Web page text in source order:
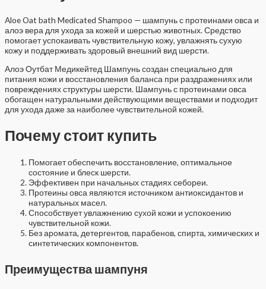
Aloe Oat bath Medicated Shampoo — шампунь с протеинами овса и
алоэ вера для ухода за кожей и шерстью животных. Средство
помогает успокаивать чувствительную кожу, увлажнять сухую
кожу и поддерживать здоровый внешний вид шерсти.
Алоэ Оутбат Медикейтед Шампунь создан специально для
питания кожи и восстановления баланса при раздражениях или
повреждениях структуры шерсти. Шампунь с протеинами овса
обогащен натуральными действующими веществами и подходит
для ухода даже за наиболее чувствительной кожей.
Почему стоит купить
Помогает обеспечить восстановление, оптимальное
состояние и блеск шерсти.
Эффективен при начальных стадиях себореи.
Протеины овса являются источником антиоксидантов и
натуральных масел.
Способствует увлажнению сухой кожи и успокоению
чувствительной кожи.
Без аромата, детергентов, парабенов, спирта, химических и
синтетических компонентов.
Преимущества шампуня